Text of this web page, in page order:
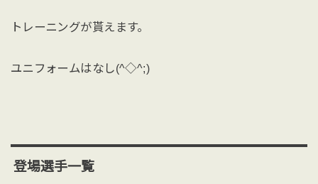
トレーニングが貰えます。
ユニフォームはなし(^◇^;)
登場選手一覧